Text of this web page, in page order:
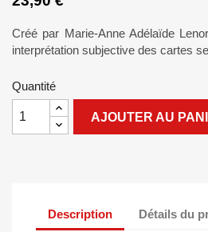
Créé par Marie-Anne Adélaïde
interprétation subjective des cartes
Quantité
AJOUTER AU
Description Détails du